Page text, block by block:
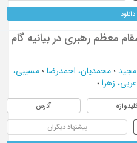
دانلود
معظم رهبری در بیانیه گام
؛ محمديان، احمدرضا؛ مسيبي،
عربي، زهرا ؛
آدرس
پیشنهاد دیگران